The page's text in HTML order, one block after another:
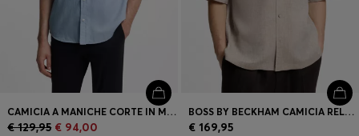
CAMICIA A MANICHE CORTE IN MISTO COTONE E LINO
€ 129,95 € 94,00
BOSS BY BECKHAM CAMICIA RELAXED FIT IN LINO
€ 169,95